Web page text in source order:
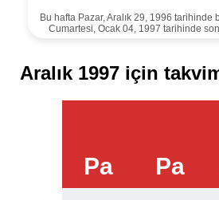
Bu hafta Pazar, Aralık 29, 1996 tarihinde
Cumartesi, Ocak 04, 1997 tarihinde
Aralık 1997 için
Pa
Pa